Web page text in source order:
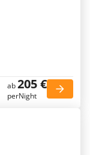
ab205 €
perNight